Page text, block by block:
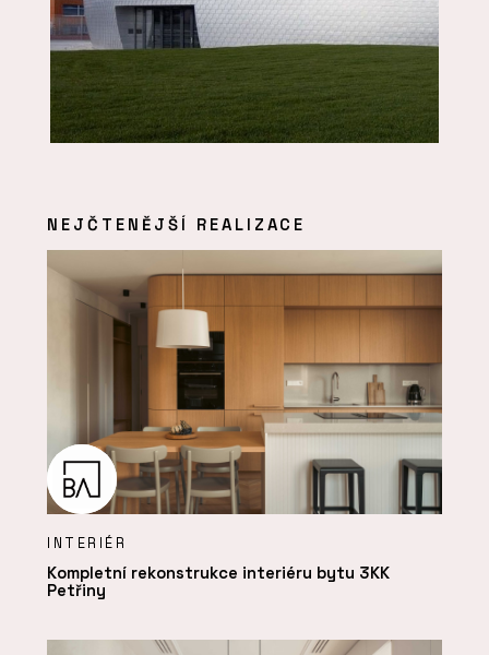
NEJČTENĚJŠÍ REALIZACE
INTERIÉR
Kompletní rekonstrukce interiéru bytu 3KK
Petřiny